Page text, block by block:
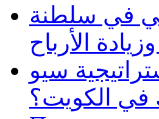
في سلطنة
الأرباح
سيو
في الكويت؟